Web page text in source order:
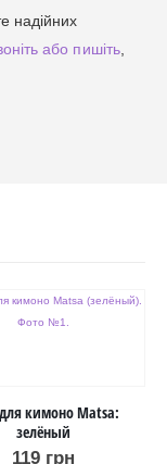
надійних
або пишіть,
кимоно Matsa:
зелёный
119 грн